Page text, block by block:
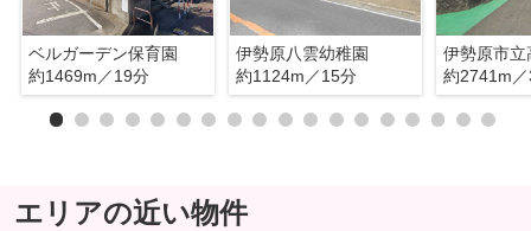
ベルガーデン保育園
約1469m／19分
伊勢原八雲幼稚園
約1124m／15分
約2741m
エリアの近い物件